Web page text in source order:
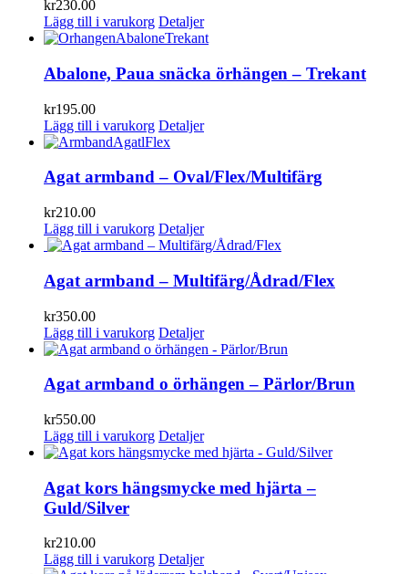
kr230.00
Lägg till i varukorg Detaljer
Abalone, Paua snäcka örhängen – Trekant
kr195.00
Lägg till i varukorg Detaljer
Agat armband – Oval/Flex/Multifärg
kr210.00
Lägg till i varukorg Detaljer
Agat armband – Multifärg/Ådrad/Flex
kr350.00
Lägg till i varukorg Detaljer
Agat armband o örhängen – Pärlor/Brun
kr550.00
Lägg till i varukorg Detaljer
Agat kors hängsmycke med hjärta –
Guld/Silver
kr210.00
Lägg till i varukorg Detaljer